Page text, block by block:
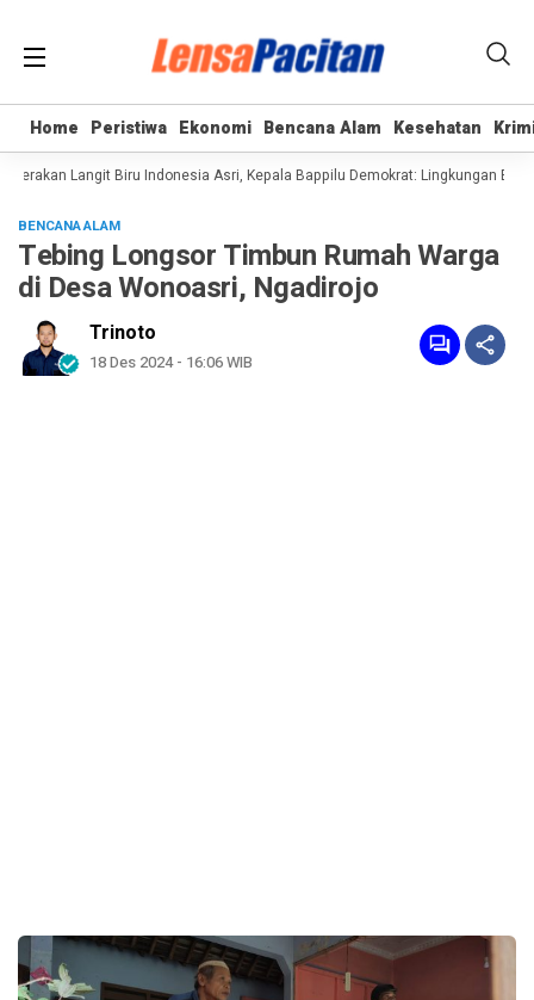
Home Peristiwa Ekonomi Bencana Alam Kesehatan
Home Peristiwa Ekonomi Bencana Alam Kesehatan
Langit Biru Indonesia Asri, Kepala Bappilu Demokrat: Lingkungan
BENCANA ALAM
Tebing Longsor Timbun Rumah Warga
di Desa Wonoasri, Ngadirojo
Trinoto
18 Des 2024 - 16:06 WIB